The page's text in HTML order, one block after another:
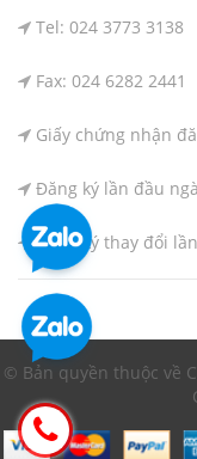
Tel: 024 3773 3138
Fax: 024 6282 2441
Giấy chứng nhận
Đăng ký lần đầu
Đăng ký thay đổi
© Bản quyền thuộc về